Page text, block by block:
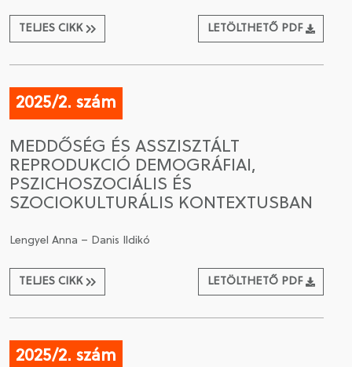
TELJES CIKK LETÖLTHETŐ PDF
2025/2. szám
MEDDŐSÉG ÉS ASSZISZTÁLT
REPRODUKCIÓ DEMOGRÁFIAI,
PSZICHOSZOCIÁLIS ÉS
SZOCIOKULTURÁLIS KONTEXTUSBAN
Lengyel Anna – Danis Ildikó
TELJES CIKK LETÖLTHETŐ PDF
2025/2. szám